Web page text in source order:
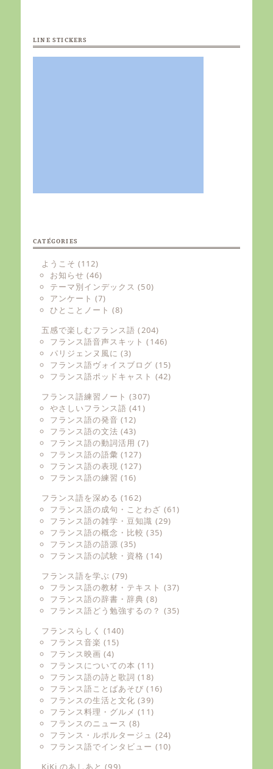
LINE STICKERS
CATÉGORIES
ようこそ (112)
お知らせ (46)
テーマ別インデックス (50)
アンケート (7)
ひとことノート (8)
五感で楽しむフランス語 (204)
フランス語音声スキット (146)
パリジェンヌ風に (3)
フランス語ヴォイスブログ (15)
フランス語ポッドキャスト (42)
フランス語練習ノート (307)
やさしいフランス語 (41)
フランス語の発音 (12)
フランス語の文法 (43)
フランス語の動詞活用 (7)
フランス語の語彙 (127)
フランス語の表現 (127)
フランス語の練習 (16)
フランス語を深める (162)
フランス語の成句・ことわざ (61)
フランス語の雑学・豆知識 (29)
フランス語の概念・比較 (35)
フランス語の語源 (35)
フランス語の試験・資格 (14)
フランス語を学ぶ (79)
フランス語の教材・テキスト (37)
フランス語の辞書・辞典 (8)
フランス語どう勉強するの？ (35)
フランスらしく (140)
フランス音楽 (15)
フランス映画 (4)
フランスについての本 (11)
フランス語の詩と歌詞 (18)
フランス語ことばあそび (16)
フランスの生活と文化 (39)
フランス料理・グルメ (11)
フランスのニュース (8)
フランス・ルポルタージュ (24)
フランス語でインタビュー (10)
KiKi のあしあと (99)